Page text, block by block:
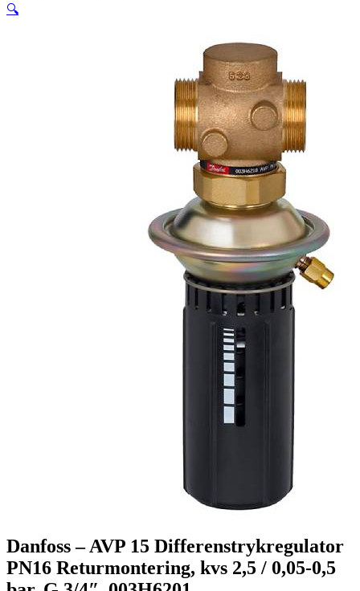
🔍
Danfoss – AVP 15 Differenstrykregulator
PN16 Returmontering, kvs 2,5 / 0,05-0,5